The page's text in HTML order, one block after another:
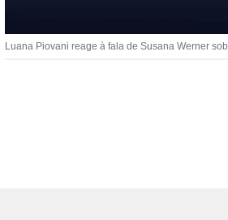
Luana Piovani reage à fala de Susana Werner